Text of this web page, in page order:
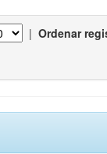
| Ordenar